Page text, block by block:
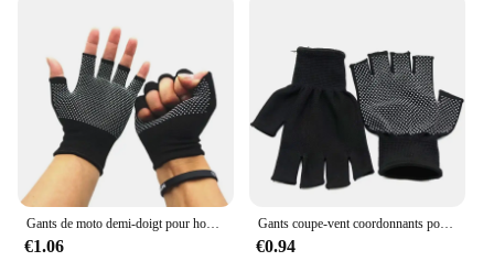
Gants de moto demi-doigt pour hommes et femmes, protection des articulations, sports de plein air, fitness, cyclisme, sans doigts
€1.06
Gants coupe-vent coordonnants pour hommes et femmes, écran tactile, chaud, extérieur, cyclisme, conduite, moto, froid, 02/10/2018, hiver
€0.94